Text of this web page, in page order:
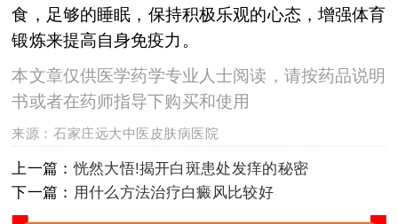
食，足够的睡眠，保持积极乐观的心态，增强体育
锻炼来提高自身免疫力。
本文章仅供医学药学专业人士阅读，请按药品说明
书或者在药师指导下购买和使用
来源：石家庄远大中医皮肤病医院
上一篇：恍然大悟!揭开白斑患处发痒的秘密
下一篇： 用什么方法治疗白癜风比较好